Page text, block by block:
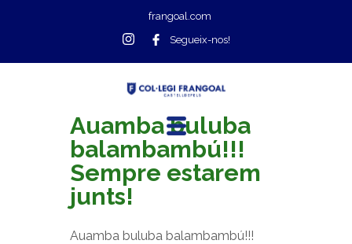
frangoal.com
Segueix-nos!
Auamba buluba
balambambú!!!
Sempre estarem
junts!
Auamba buluba balambambú!!!